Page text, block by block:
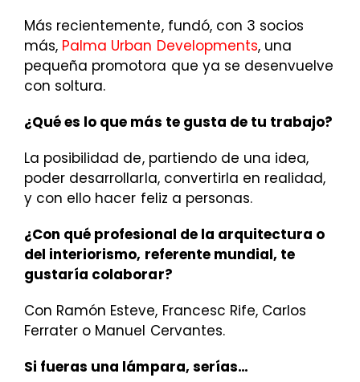
Más recientemente, fundó, con 3 socios
más, Palma Urban Developments, una
pequeña promotora que ya se desenvuelve
con soltura.
¿Qué es lo que más te gusta de tu trabajo?
La posibilidad de, partiendo de una idea,
poder desarrollarla, convertirla en realidad,
y con ello hacer feliz a personas.
¿Con qué profesional de la arquitectura o
del interiorismo, referente mundial, te
gustaría colaborar?
Con Ramón Esteve, Francesc Rife, Carlos
Ferrater o Manuel Cervantes.
Si fueras una lámpara, serías…